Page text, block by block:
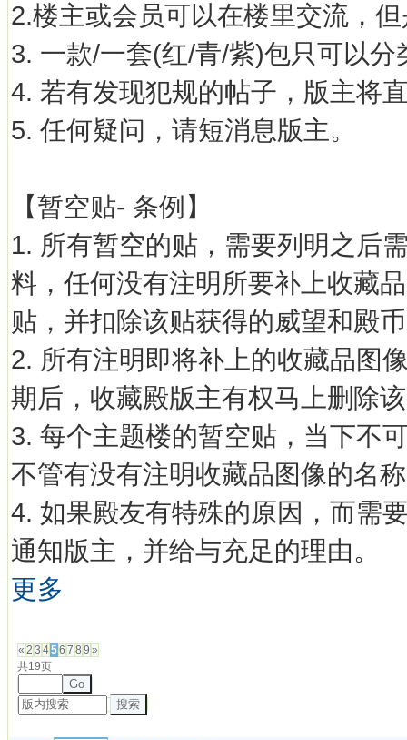
2.楼主或会员可以在楼里交流，
3. 一款/一套(红/青/紫)包只可以分
4. 若有发现犯规的帖子，版主将
5. 任何疑问，请短消息版主。
【暂空贴- 条例】
1. 所有暂空的贴，需要列明之后
料，任何没有注明所要补上收藏
贴，并扣除该贴获得的威望和殿
2. 所有注明即将补上的收藏品图
期后，收藏殿版主有权马上删除
3. 每个主题楼的暂空贴，当下不
不管有没有注明收藏品图像的名
4. 如果殿友有特殊的原因，而需
通知版主，并给与充足的理由。
更多
« 2 3 456 7 8 9 »
共19页
Go
搜索